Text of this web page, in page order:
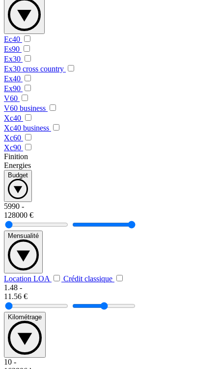
Ec40
Es90
Ex30
Ex30 cross country
Ex40
Ex90
V60
V60 business
Xc40
Xc40 business
Xc60
Xc90
Finition
Energies
Budget
5990 -
128000 €
Mensualité
Location LOA
Crédit classique
1.48 -
11.56 €
Kilométrage
10 -